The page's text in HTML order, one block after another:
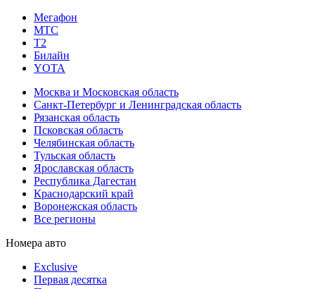
Мегафон
МТС
Т2
Билайн
YOTA
Москва и Московская область
Санкт-Петербург и Ленинградская область
Рязанская область
Псковская область
Челябинская область
Тульская область
Ярославская область
Республика Дагестан
Краснодарский край
Воронежская область
Все регионы
Номера авто
Exclusive
Первая десятка